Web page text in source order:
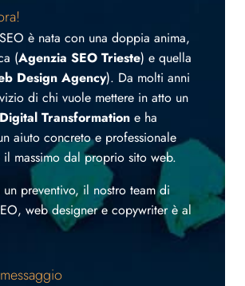
è nata con una doppia anima,
(Agenzia SEO Trieste) e quella
Design Agency). Da molti anni
di chi vuole mettere in atto un
Digital Transformation e ha
aiuto concreto e professionale
il massimo dal proprio sito web.
preventivo, il nostro team di
web designer e copywriter è al